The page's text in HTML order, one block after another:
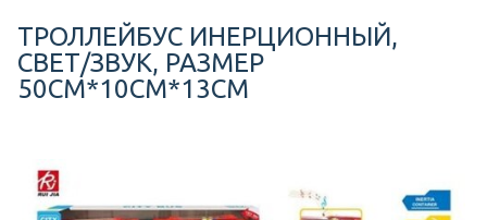
ТРОЛЛЕЙБУС ИНЕРЦИОННЫЙ,
СВЕТ/ЗВУК, РАЗМЕР
50СМ*10СМ*13СМ